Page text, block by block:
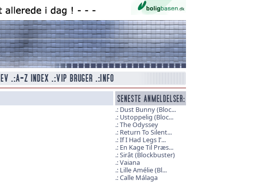
Dust Bunny (Bloc...
Ustoppelig (Bloc...
The Odyssey
Return To Silent...
If I Had Legs I’...
En Kage Til Præs...
Sirât (Blockbuster)
Vaiana
Lille Amélie (Bl...
Calle Málaga